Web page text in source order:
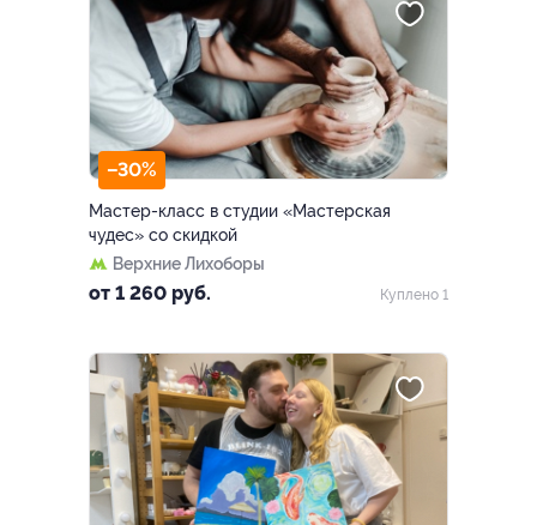
–30%
Мастер-класс в студии «Мастерская
чудес» со скидкой
Верхние Лихоборы
от 1 260 руб. Куплено 1